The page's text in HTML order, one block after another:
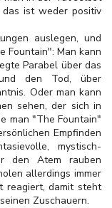
ist weder positiv
auslegen, und
Fountain": Man kann
Parabel über das
den Tod, über
Oder man kann
sehen, der sich in
man "The Fountain"
Empfinden
mystisch-
den Atem rauben
allerdings immer
reagiert, damit steht
Zuschauern.